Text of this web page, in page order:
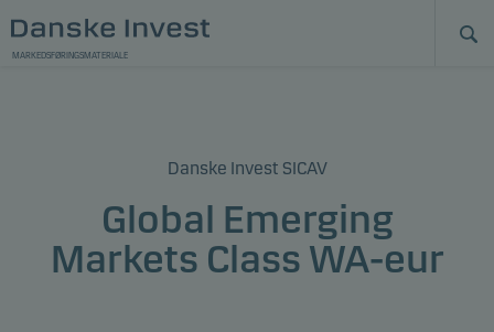
MARKEDSFØRINGSMATERIALE
Danske Invest SICAV
Global Emerging
Markets Class WA-eur